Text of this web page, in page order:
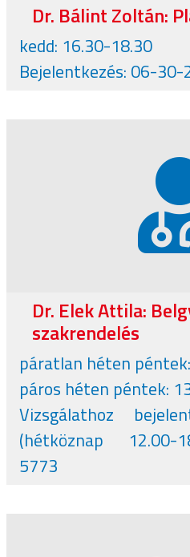
Dr. Bálint Zoltán:
kedd: 16.30-18.30
Bejelentkezés: 06-30-
Dr. Elek Attila:
szakrendelés
páratlan héten
páros héten péntek:
Vizsgálathoz
(hétköznap 12.00-
5773